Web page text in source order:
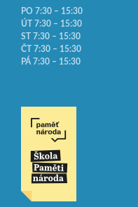
PO 7:30 – 15:30
ÚT 7:30 – 15:30
ST 7:30 – 15:30
ČT 7:30 – 15:30
PÁ 7:30 – 15:30